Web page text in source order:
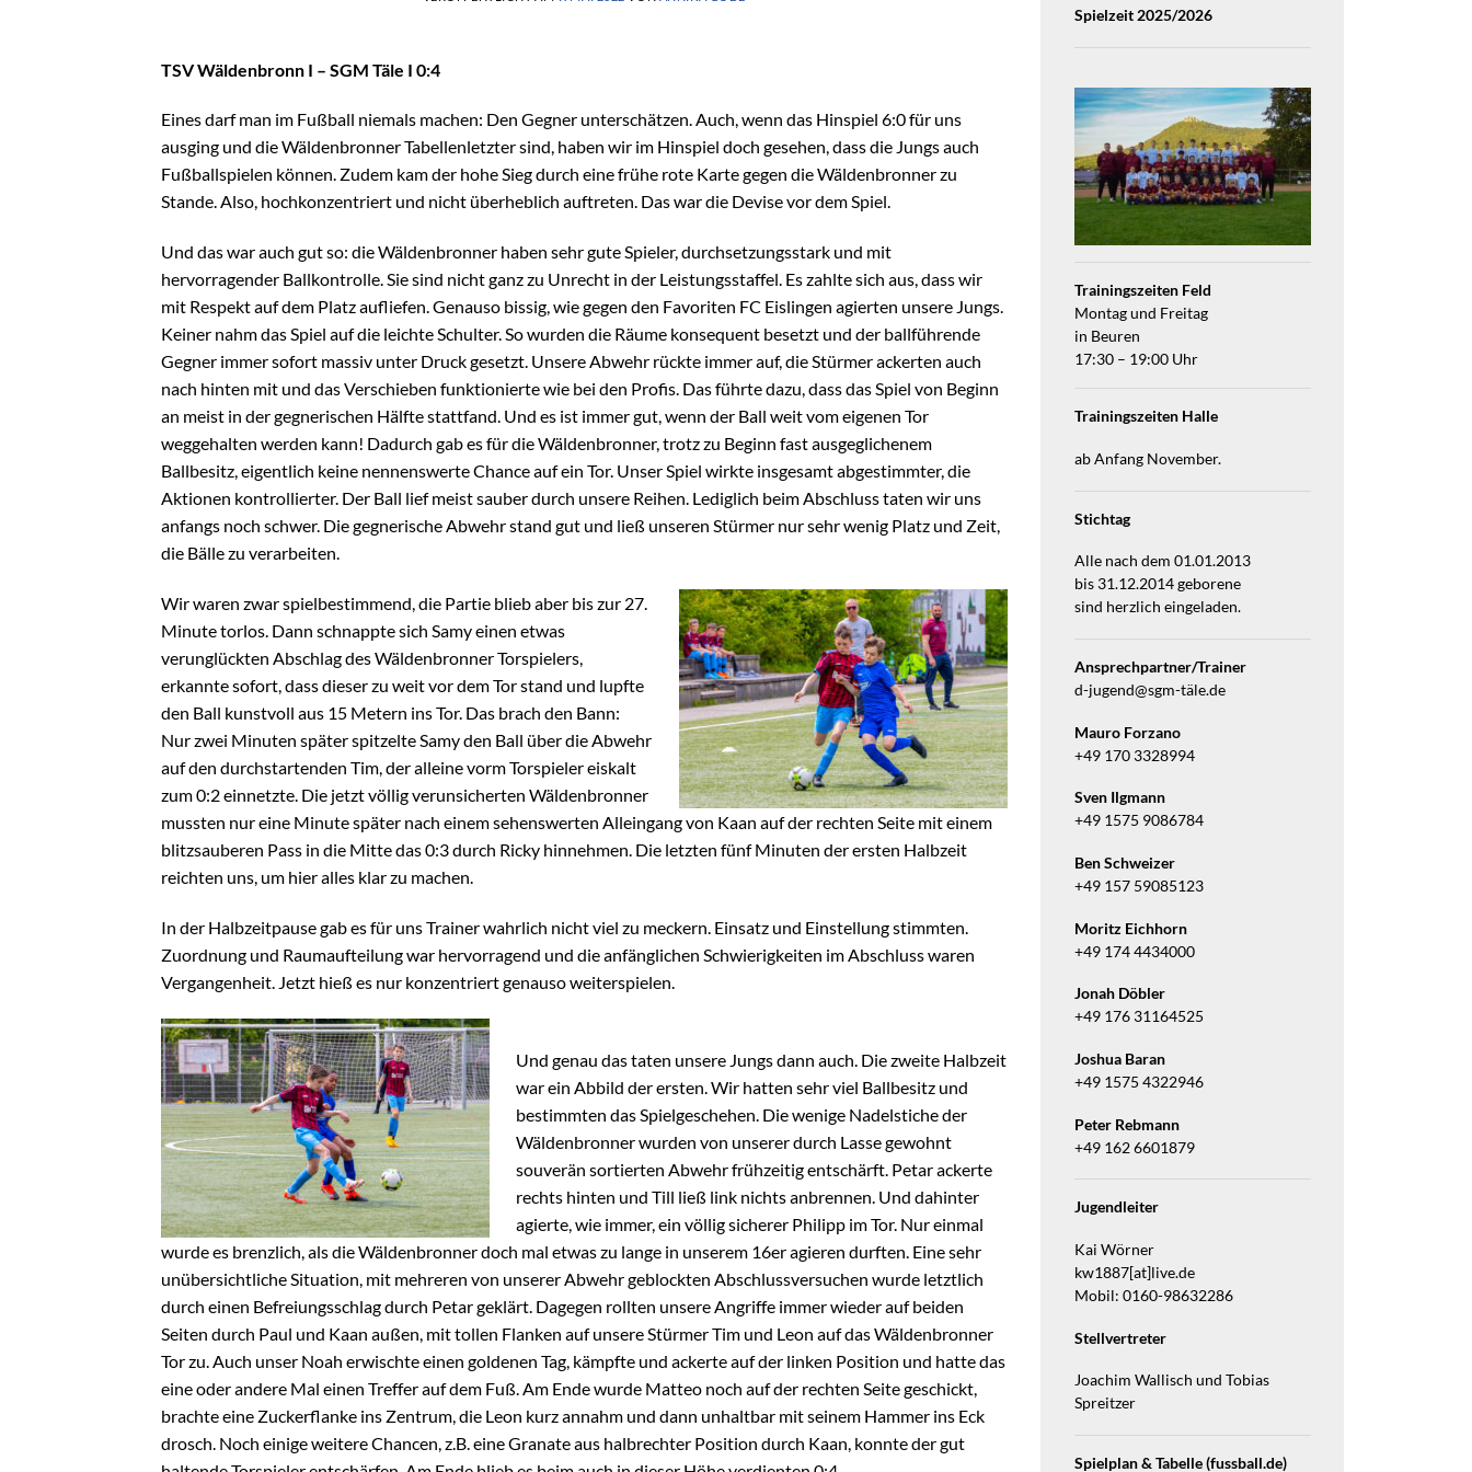
TSV Wäldenbronn I – SGM Täle I 0:4
Eines darf man im Fußball niemals machen: Den Gegner unterschätzen. Auch, wenn das Hinspiel 6:0 für uns
ausging und die Wäldenbronner Tabellenletzter sind, haben wir im Hinspiel doch gesehen, dass die Jungs auch
Fußballspielen können. Zudem kam der hohe Sieg durch eine frühe rote Karte gegen die Wäldenbronner zu
Stande. Also, hochkonzentriert und nicht überheblich auftreten. Das war die Devise vor dem Spiel.
Und das war auch gut so: die Wäldenbronner haben sehr gute Spieler, durchsetzungsstark und mit
hervorragender Ballkontrolle. Sie sind nicht ganz zu Unrecht in der Leistungsstaffel. Es zahlte sich aus, dass wir
mit Respekt auf dem Platz aufliefen. Genauso bissig, wie gegen den Favoriten FC Eislingen agierten unsere Jungs.
Keiner nahm das Spiel auf die leichte Schulter. So wurden die Räume konsequent besetzt und der ballführende
Gegner immer sofort massiv unter Druck gesetzt. Unsere Abwehr rückte immer auf, die Stürmer ackerten auch
nach hinten mit und das Verschieben funktionierte wie bei den Profis. Das führte dazu, dass das Spiel von Beginn
an meist in der gegnerischen Hälfte stattfand. Und es ist immer gut, wenn der Ball weit vom eigenen Tor
weggehalten werden kann! Dadurch gab es für die Wäldenbronner, trotz zu Beginn fast ausgeglichenem
Ballbesitz, eigentlich keine nennenswerte Chance auf ein Tor. Unser Spiel wirkte insgesamt abgestimmter, die
Aktionen kontrollierter. Der Ball lief meist sauber durch unsere Reihen. Lediglich beim Abschluss taten wir uns
anfangs noch schwer. Die gegnerische Abwehr stand gut und ließ unseren Stürmer nur sehr wenig Platz und Zeit,
die Bälle zu verarbeiten.
Wir waren zwar spielbestimmend, die Partie blieb aber bis zur 27.
Minute torlos. Dann schnappte sich Samy einen etwas
verunglückten Abschlag des Wäldenbronner Torspielers,
erkannte sofort, dass dieser zu weit vor dem Tor stand und lupfte
den Ball kunstvoll aus 15 Metern ins Tor. Das brach den Bann:
Nur zwei Minuten später spitzelte Samy den Ball über die Abwehr
auf den durchstartenden Tim, der alleine vorm Torspieler eiskalt
zum 0:2 einnetzte. Die jetzt völlig verunsicherten Wäldenbronner
mussten nur eine Minute später nach einem sehenswerten Alleingang von Kaan auf der rechten Seite mit einem
blitzsauberen Pass in die Mitte das 0:3 durch Ricky hinnehmen. Die letzten fünf Minuten der ersten Halbzeit
reichten uns, um hier alles klar zu machen.
In der Halbzeitpause gab es für uns Trainer wahrlich nicht viel zu meckern. Einsatz und Einstellung stimmten.
Zuordnung und Raumaufteilung war hervorragend und die anfänglichen Schwierigkeiten im Abschluss waren
Vergangenheit. Jetzt hieß es nur konzentriert genauso weiterspielen.
Und genau das taten unsere Jungs dann auch. Die zweite Halbzeit
war ein Abbild der ersten. Wir hatten sehr viel Ballbesitz und
bestimmten das Spielgeschehen. Die wenige Nadelstiche der
Wäldenbronner wurden von unserer durch Lasse gewohnt
souverän sortierten Abwehr frühzeitig entschärft. Petar ackerte
rechts hinten und Till ließ link nichts anbrennen. Und dahinter
agierte, wie immer, ein völlig sicherer Philipp im Tor. Nur einmal
wurde es brenzlich, als die Wäldenbronner doch mal etwas zu lange in unserem 16er agieren durften. Eine sehr
unübersichtliche Situation, mit mehreren von unserer Abwehr geblockten Abschlussversuchen wurde letztlich
durch einen Befreiungsschlag durch Petar geklärt. Dagegen rollten unsere Angriffe immer wieder auf beiden
Seiten durch Paul und Kaan außen, mit tollen Flanken auf unsere Stürmer Tim und Leon auf das Wäldenbronner
Tor zu. Auch unser Noah erwischte einen goldenen Tag, kämpfte und ackerte auf der linken Position und hatte das
eine oder andere Mal einen Treffer auf dem Fuß. Am Ende wurde Matteo noch auf der rechten Seite geschickt,
brachte eine Zuckerflanke ins Zentrum, die Leon kurz annahm und dann unhaltbar mit seinem Hammer ins Eck
drosch. Noch einige weitere Chancen, z.B. eine Granate aus halbrechter Position durch Kaan, konnte der gut
Spielzeit 2025/2026
Trainingszeiten Feld
Montag und Freitag
in Beuren
17:30 – 19:00 Uhr
Trainingszeiten Halle
ab Anfang November.
Stichtag
Alle nach dem 01.01.2013
bis 31.12.2014 geborene
sind herzlich eingeladen.
Ansprechpartner/Trainer
d-jugend@sgm-täle.de
Mauro Forzano
+49 170 3328994
Sven Ilgmann
+49 1575 9086784
Ben Schweizer
+49 157 59085123
Moritz Eichhorn
+49 174 4434000
Jonah Döbler
+49 176 31164525
Joshua Baran
+49 1575 4322946
Peter Rebmann
+49 162 6601879
Jugendleiter
Kai Wörner
kw1887[at]live.de
Mobil: 0160-98632286
Stellvertreter
Joachim Wallisch und Tobias
Spreitzer
Spielplan & Tabelle (fussball.de)